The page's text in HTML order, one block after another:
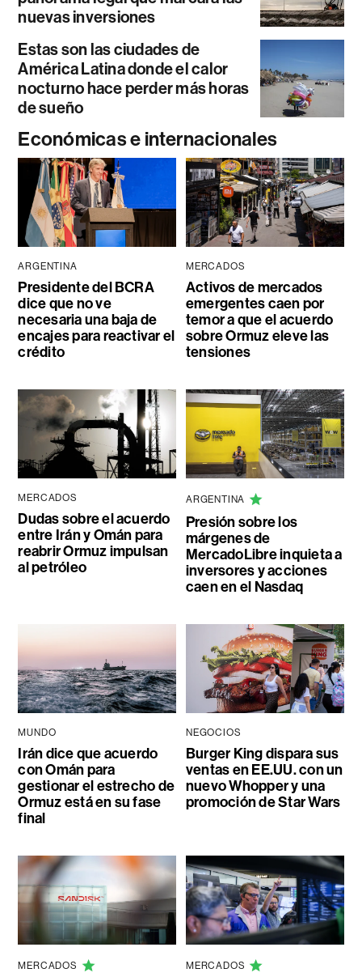
nuevas inversiones
Estas son las ciudades de
América Latina donde el calor
nocturno hace perder más horas
de sueño
Económicas e internacionales
ARGENTINA
Presidente del BCRA
dice que no ve
necesaria una baja de
encajes para reactivar el
crédito
MERCADOS
Activos de mercados
emergentes caen por
temor a que el acuerdo
sobre Ormuz eleve las
tensiones
MERCADOS
Dudas sobre el acuerdo
entre Irán y Omán para
reabrir Ormuz impulsan
al petróleo
ARGENTINA
Presión sobre los
márgenes de
MercadoLibre inquieta a
inversores y acciones
caen en el Nasdaq
MUNDO
Irán dice que acuerdo
con Omán para
gestionar el estrecho de
Ormuz está en su fase
final
NEGOCIOS
Burger King dispara sus
ventas en EE.UU. con un
nuevo Whopper y una
promoción de Star Wars
MERCADOS MERCADOS